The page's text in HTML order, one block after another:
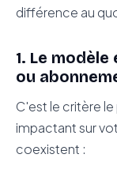
différence au
1. Le
ou
C'est le critère
impactant sur
coexistent :